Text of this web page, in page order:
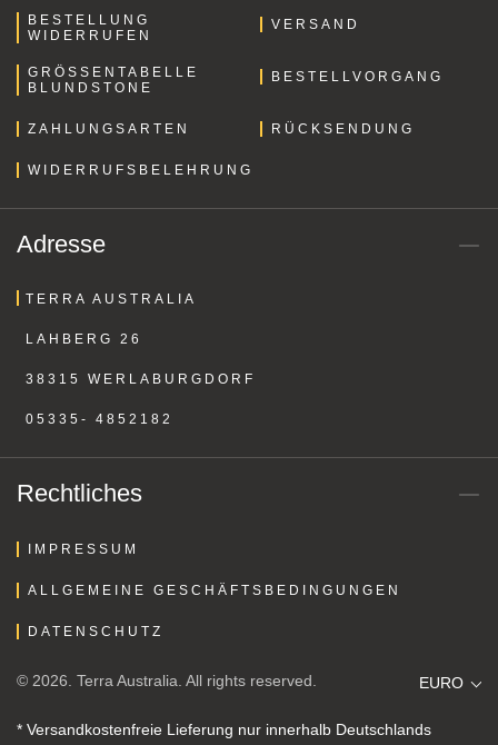
BESTELLUNG
WIDERRUFEN
VERSAND
GRÖSSENTABELLE B
LUNDSTONE
BESTELLVORGANG
ZAHLUNGSARTEN RÜCKSENDUNG
WIDERRUFSBELEHRUNG
Adresse
TERRA AUSTRALIA
LAHBERG 26
38315 WERLABURGDORF
05335- 4852182
Rechtliches
IMPRESSUM
ALLGEMEINE GESCHÄFTSBEDINGUNGEN
DATENSCHUTZ
© 2026. Terra Australia. All rights reserved. EURO
* Versandkostenfreie Lieferung nur innerhalb Deutschlands